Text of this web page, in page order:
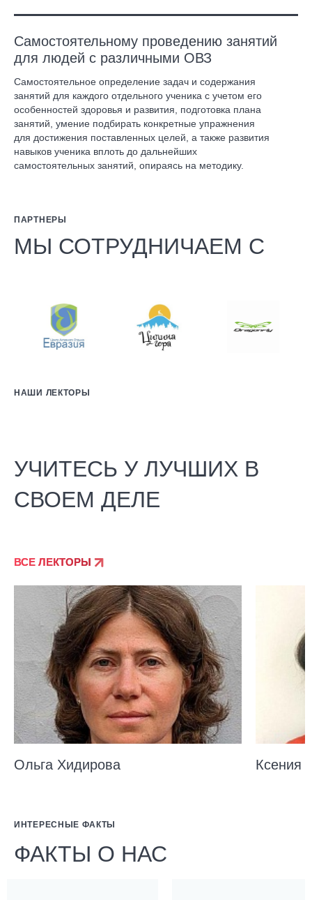
Самостоятельному проведению занятий
для людей с различными ОВЗ
Самостоятельное определение задач и содержания
занятий для каждого отдельного ученика с учетом его
особенностей здоровья и развития, подготовка плана
занятий, умение подбирать конкретные упражнения
для достижения поставленных целей, а также развития
навыков ученика вплоть до дальнейших
самостоятельных занятий, опираясь на методику.
ПАРТНЕРЫ
МЫ СОТРУДНИЧАЕМ С
НАШИ ЛЕКТОРЫ
УЧИТЕСЬ У ЛУЧШИХ В
СВОЕМ ДЕЛЕ
ВСЕ ЛЕКТОРЫ
Ольга Хидирова Ксения
ИНТЕРЕСНЫЕ ФАКТЫ
ФАКТЫ О НАС